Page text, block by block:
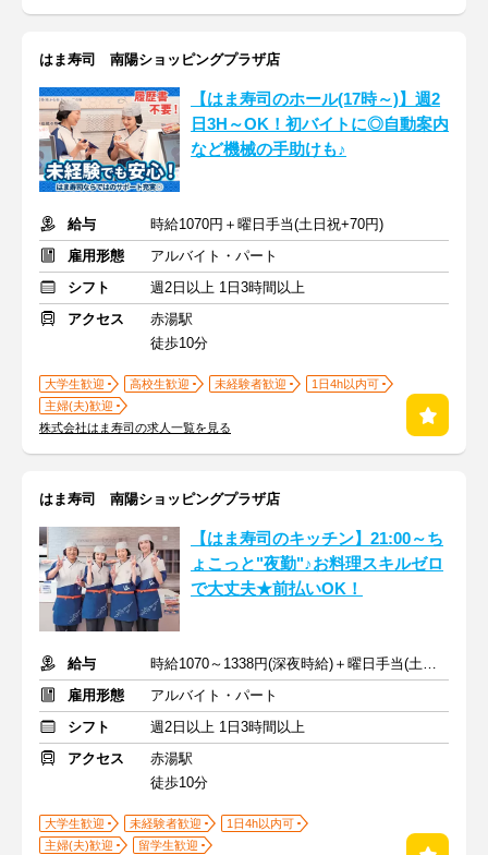
はま寿司 南陽ショッピングプラザ店
【はま寿司のホール(17時～)】週2
日3H～OK！初バイトに◎自動案内
など機械の手助けも♪
給与
時給1070円＋曜日手当(土日祝+70円)
雇用形態
アルバイト・パート
シフト
週2日以上 1日3時間以上
アクセス
赤湯駅
徒歩10分
大学生歓迎 高校生歓迎 未経験者歓迎
1日4h以内可
主婦(夫)歓迎
株式会社はま寿司の求人一覧を見る
はま寿司 南陽ショッピングプラザ店
【はま寿司のキッチン】21:00～ち
ょこっと"夜勤"♪お料理スキルゼロ
で大丈夫★前払いOK！
給与
時給1070～1338円(深夜時給)＋曜日手当(土日祝+70円)
雇用形態
アルバイト・パート
シフト
週2日以上 1日3時間以上
アクセス
赤湯駅
徒歩10分
大学生歓迎 未経験者歓迎
1日4h以内可
主婦(夫)歓迎
留学生歓迎